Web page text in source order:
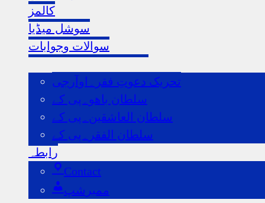
کالمز
سوشل میڈیا
سوالات وجوابات
تحریک دعوتِ فقر۔اوآرجی
سلطان باھو۔پی کے
سلطان العاشقین۔پی کے
سلطان الفقر۔پی کے
رابطہ
Contact
ممبرشپ